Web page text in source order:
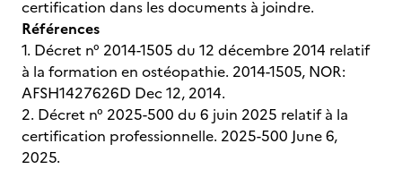
certification dans les documents à joindre.
Références
1. Décret n° 2014-1505 du 12 décembre 2014 relatif
à la formation en ostéopathie. 2014-1505, NOR:
AFSH1427626D Dec 12, 2014.
2. Décret n° 2025-500 du 6 juin 2025 relatif à la
certification professionnelle. 2025-500 June 6,
2025.